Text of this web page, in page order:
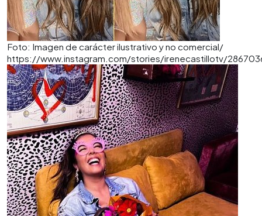
Foto: Imagen de carácter ilustrativo y no comercial/
https://www.instagram.com/stories/irenecastillotv/